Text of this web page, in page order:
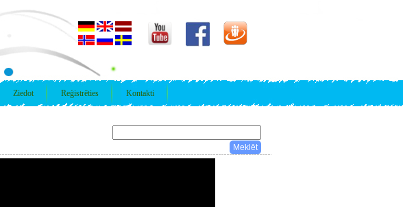
Ziedot Reģistrēties Kontakti